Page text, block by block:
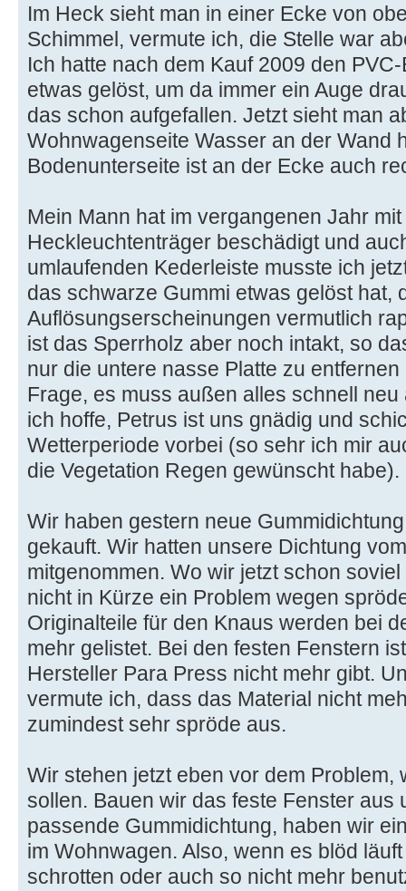
Im Heck sieht man in einer Ecke von
Schimmel, vermute ich, die Stelle war
Ich hatte nach dem Kauf 2009 den
etwas gelöst, um da immer ein Auge
das schon aufgefallen. Jetzt sieht man
Wohnwagenseite Wasser an der Wand
Bodenunterseite ist an der Ecke auch
Mein Mann hat im vergangenen Jahr
Heckleuchtenträger beschädigt und
umlaufenden Kederleiste musste ich
das schwarze Gummi etwas gelöst hat,
Auflösungserscheinungen vermutlich
ist das Sperrholz aber noch intakt, so
nur die untere nasse Platte zu
Frage, es muss außen alles schnell
ich hoffe, Petrus ist uns gnädig und
Wetterperiode vorbei (so sehr ich mir
die Vegetation Regen gewünscht habe).
Wir haben gestern neue
gekauft. Wir hatten unsere Dichtung
mitgenommen. Wo wir jetzt schon
nicht in Kürze ein Problem wegen
Originalteile für den Knaus werden bei
mehr gelistet. Bei den festen Fenstern
Hersteller Para Press nicht mehr gibt.
vermute ich, dass das Material nicht
zumindest sehr spröde aus.
Wir stehen jetzt eben vor dem Problem,
sollen. Bauen wir das feste Fenster aus
passende Gummidichtung, haben wir
im Wohnwagen. Also, wenn es blöd
schrotten oder auch so nicht mehr